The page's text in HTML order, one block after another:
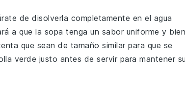
de disolverla completamente en el agua
a que la sopa tenga un sabor uniforme y bien
que sean de tamaño similar para que se
verde justo antes de servir para mantener